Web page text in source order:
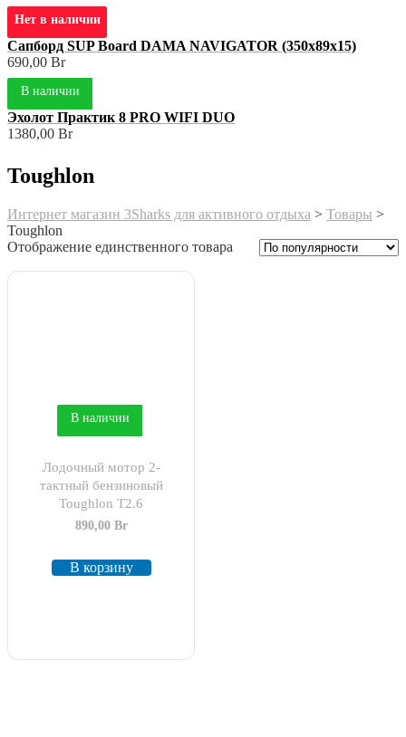
Нет в наличии
Сапборд SUP Board DAMA NAVIGATOR (350х89х15)
690,00 Br
В наличии
Эхолот Практик 8 PRO WIFI DUO
1380,00 Br
Toughlon
Интернет магазин 3Sharks для активного отдыха > Товары >
Toughlon
Отображение единственного товара
В наличии
Лодочный мотор 2-
тактный бензиновый
Toughlon T2.6
890,00 Br
В корзину